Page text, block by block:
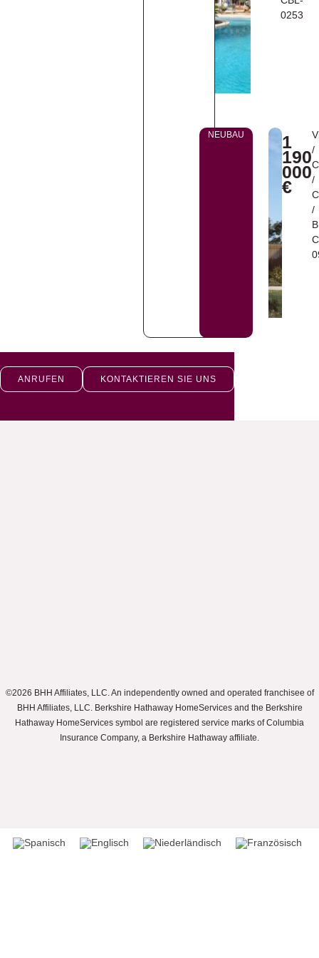
0253
NEUBAU 1
190
000
€
/
/
/
ANRUFEN KONTAKTIEREN SIE UNS
©2026 BHH Affiliates, LLC. An independently owned and operated franchisee of
BHH Affiliates, LLC. Berkshire Hathaway HomeServices and the Berkshire
Hathaway HomeServices symbol are registered service marks of Columbia
Insurance Company, a Berkshire Hathaway affiliate.